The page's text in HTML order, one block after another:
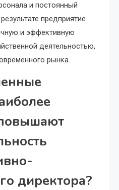
и постоянный
предприятие
и эффективную
деятельностью,
рынка.
директора?